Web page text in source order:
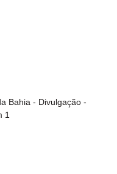
Bahia - Divulgação -
1